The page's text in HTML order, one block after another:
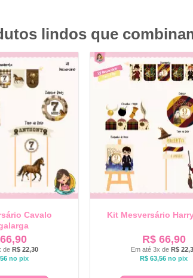
lindos que
Cavalo
de R$22,30
no pix
Kit Mesversário
R$66,90
Em até 3x de R$
R$ 63,56 no pix